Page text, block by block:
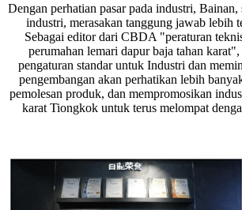
Dengan perhatian pasar pada industri, Bainan,
industri, merasakan tanggung jawab lebih
Sebagai editor dari CBDA "peraturan
perumahan lemari dapur baja tahan
pengaturan standar untuk Industri dan
pengembangan akan perhatikan lebih
pemolesan produk, dan mempromosikan
karat Tiongkok untuk terus melompat